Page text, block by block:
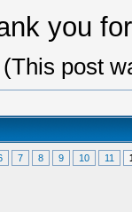
you
(This post
7 8 9 10 11